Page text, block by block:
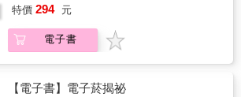
捷集團創辦人本書是萬國律師眾人智慧之結
晶，從各式傳承工具、家族治理、下一代承接
企業、家庭成員良性關係到專業經理人等問
財經法律系榮譽講座教授有良好的溝通與共識
司？ 30年長征里程碑》》》台積電把甘蔗田變
矽田的過程，包括張忠謀如何在讓飛利浦完美
釋股，以及如何用600天大改造，帶領台積電甩
客座總編輯時親筆寫下的「公司治理九問」。
體兩面，不搞笑搞什麼」與YouTube頻道「吉
台日文化差異有非常有趣的觀察。吉田皓一創
立的吉日媒體集團，在台北與東京兩地的辦公
室，台灣員工人數有11人，比日本員工（10
人）還多。在本書中他將從中小企業經營者的
角度，觀察台日兩邊的雇主思維和員工差異有
發展策略 ✓一流人才育成 ✓講求創新、重視細
節的工作方式 「亞馬遜遲早會倒閉」，因此
「將每一天當成第一天。」 Every day is still
到，我必須不斷進化自己的工作方式，關鍵在
特價 294 元
電子書
【電子書】電子菸揭祕